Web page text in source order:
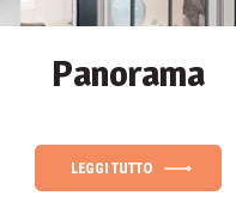
Panorama
LEGGI TUTTO